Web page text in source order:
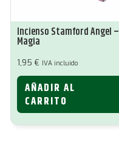
Incienso Stamford Angel –
Magia
1,95 € IVA incluido
AÑADIR AL
CARRITO